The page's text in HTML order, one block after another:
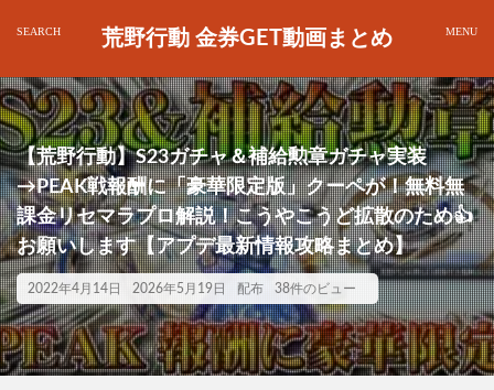
荒野行動 金券GET動画まとめ
【荒野行動】S23ガチャ＆補給勲章ガチャ実装
→PEAK戦報酬に「豪華限定版」クーペが！無料無
課金リセマラプロ解説！こうやこうど拡散のため👍
お願いします【アプデ最新情報攻略まとめ】
2022年4月14日 2026年5月19日 配布 38件のビュー